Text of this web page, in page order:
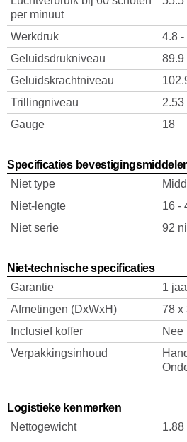
per minuut
Werkdruk
4.8 -
Geluidsdrukniveau
89.9
Geluidskrachtniveau
Trillingniveau
2.53
Gauge
18
Specificaties
Niet type
Niet-lengte
16 -
Niet serie
92
Niet-technische specificaties
Garantie
1
Afmetingen (DxWxH)
78 x
Inclusief koffer
Nee
Verpakkingsinhoud
Logistieke kenmerken
Nettogewicht
1.88